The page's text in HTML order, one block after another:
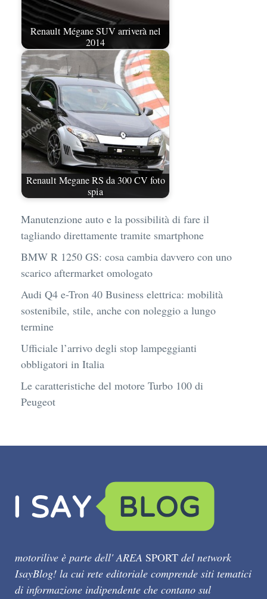
Renault Mégane SUV arriverà nel
2014
Renault Megane RS da 300 CV foto
spia
Manutenzione auto e la possibilità di fare il
tagliando direttamente tramite smartphone
BMW R 1250 GS: cosa cambia davvero con uno
scarico aftermarket omologato
Audi Q4 e-Tron 40 Business elettrica: mobilità
sostenibile, stile, anche con noleggio a lungo
termine
Ufficiale l’arrivo degli stop lampeggianti
obbligatori in Italia
Le caratteristiche del motore Turbo 100 di
Peugeot
motorilive è parte dell' AREA SPORT del network
IsayBlog! la cui rete editoriale comprende siti tematici
di informazione indipendente che contano sul